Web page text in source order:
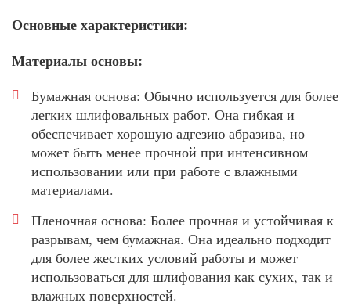
Основные характеристики:
Материалы основы:
Бумажная основа: Обычно используется для более
легких шлифовальных работ. Она гибкая и
обеспечивает хорошую адгезию абразива, но
может быть менее прочной при интенсивном
использовании или при работе с влажными
материалами.
Пленочная основа: Более прочная и устойчивая к
разрывам, чем бумажная. Она идеально подходит
для более жестких условий работы и может
использоваться для шлифования как сухих, так и
влажных поверхностей.